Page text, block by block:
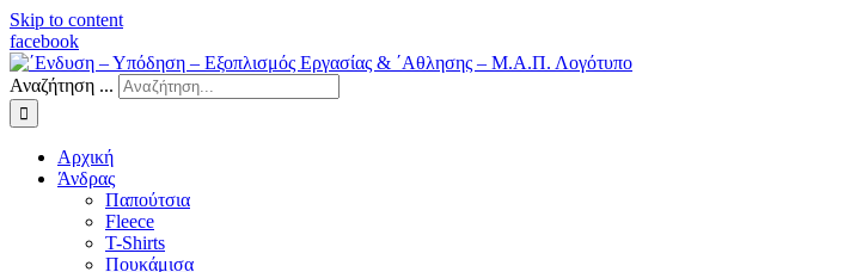
Skip to content
facebook
Αναζήτηση ...
Αρχική
Άνδρας
Παπούτσια
Fleece
Τ-Shirts
Πουκάμισα